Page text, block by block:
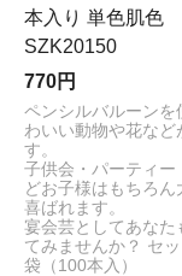
本入り 単色肌色
SZK20150
770円
ペンシルバルーンを
わいい動物や花など
す。
子供会・パーティー
どお子様はもちろん
喜ばれます。
宴会芸としてあなた
てみませんか？ セ
袋（100本入）